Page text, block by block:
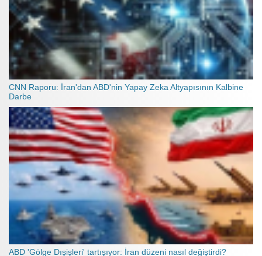
CNN Raporu: İran'dan ABD'nin Yapay Zeka Altyapısının Kalbine
Darbe
ABD 'Gölge Dışişleri' tartışıyor: İran düzeni nasıl değiştirdi?